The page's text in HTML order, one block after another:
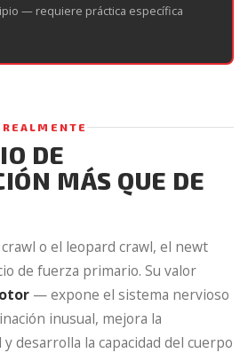
— requiere práctica específica
DE
MÁS QUE DE
o el leopard crawl, el newt
de fuerza primario. Su valor
— expone el sistema nervioso
inusual, mejora la
desarrolla la capacidad del cuerpo